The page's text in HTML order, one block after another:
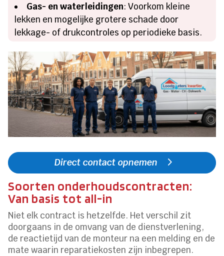
Gas- en waterleidingen: Voorkom kleine
lekken en mogelijke grotere schade door
lekkage- of drukcontroles op periodieke basis.
Direct contact opnemen
Soorten onderhoudscontracten:
Van basis tot all-in
Niet elk contract is hetzelfde. Het verschil zit
doorgaans in de omvang van de dienstverlening,
de reactietijd van de monteur na een melding en de
mate waarin reparatiekosten zijn inbegrepen.